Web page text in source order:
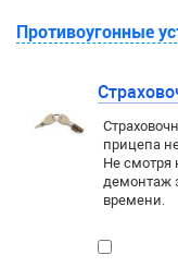
Противоугонные
прицепа
Не смотря
демонтаж
времени.